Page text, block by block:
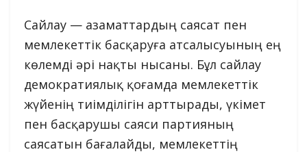
Сайлау — азаматтардың саясат пен
мемлекеттік басқаруға атсалысуының ең
көлемді әрі нақты нысаны. Бұл сайлау
демократиялық қоғамда мемлекеттік
жүйенің тиімділігін арттырады, үкімет
пен басқарушы саяси партияның
саясатын бағалайды, мемлекеттің